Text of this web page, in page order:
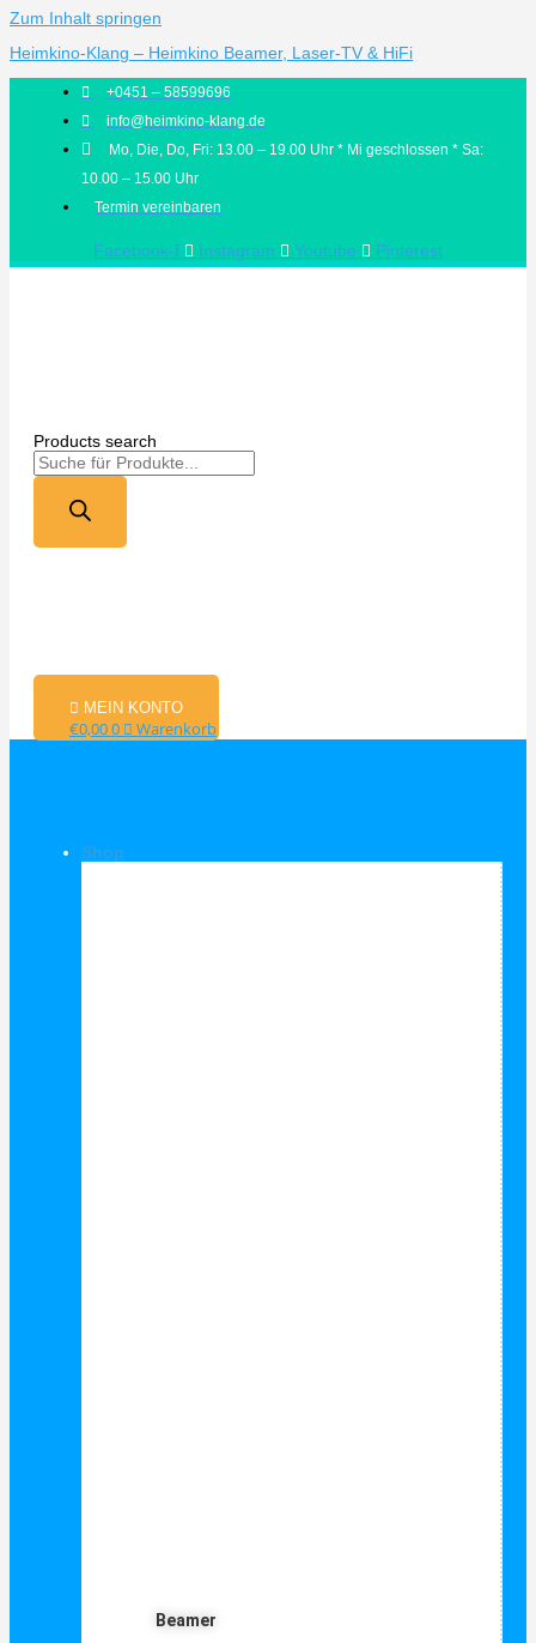
Zum Inhalt springen
Heimkino-Klang – Heimkino Beamer, Laser-TV & HiFi
+0451 – 58599696
info@heimkino-klang.de
Mo, Die, Do, Fri: 13.00 – 19.00 Uhr * Mi geschlossen * Sa:
10.00 – 15.00 Uhr
Termin vereinbaren
Facebook-f Instagram Youtube Pinterest
Products search
MEIN KONTO
€0,000 Warenkorb
Shop
Beamer